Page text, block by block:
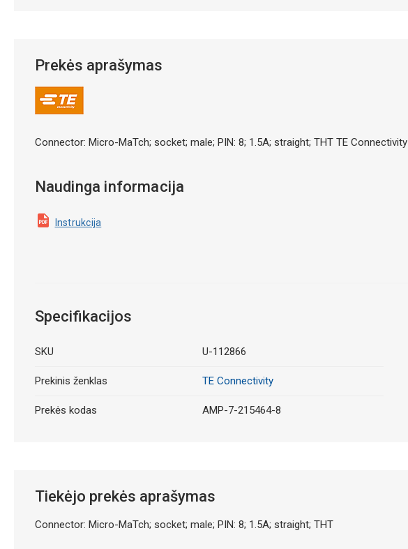
Prekės aprašymas
Connector: Micro-MaTch; socket; male; PIN: 8; 1.5A; straight; THT TE Connectivity
Naudinga informacija
Instrukcija
Specifikacijos
SKU U-112866
Prekinis ženklas TE Connectivity
Prekės kodas AMP-7-215464-8
Tiekėjo prekės aprašymas
Connector: Micro-MaTch; socket; male; PIN: 8; 1.5A; straight; THT